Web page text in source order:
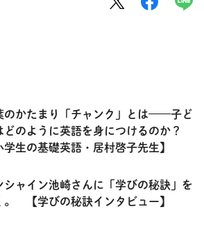
のかたまり「チャンク」とは——子ど
どのように英語を身につけるのか？
学生の基礎英語・居村啓子先生】
シャイン池崎さんに「学びの秘訣」を
。 【学びの秘訣インタビュー】